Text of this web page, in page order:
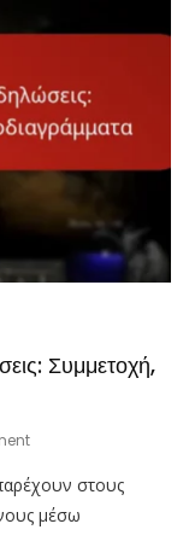
Συμμετοχή,
On
Ark
Prime
Gaming
στους
μέσω